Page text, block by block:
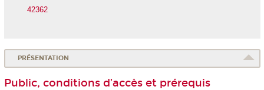
42362
PRÉSENTATION
Public, conditions d’accès et prérequis